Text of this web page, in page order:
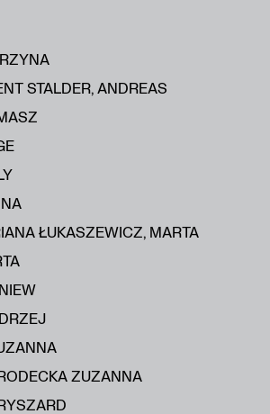
STALDER, ANDREAS
ŁUKASZEWICZ, MARTA
ZUZANNA